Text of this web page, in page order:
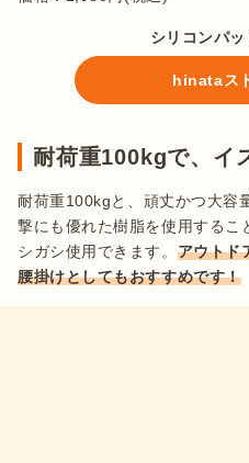
シリコンパ
hinataス
耐荷重100kgで、イ
耐荷重100kgと、頑丈かつ大容
撃にも優れた樹脂を使用する
シガシ使用できます。 アウトド
腰掛けとしてもおすすめです！